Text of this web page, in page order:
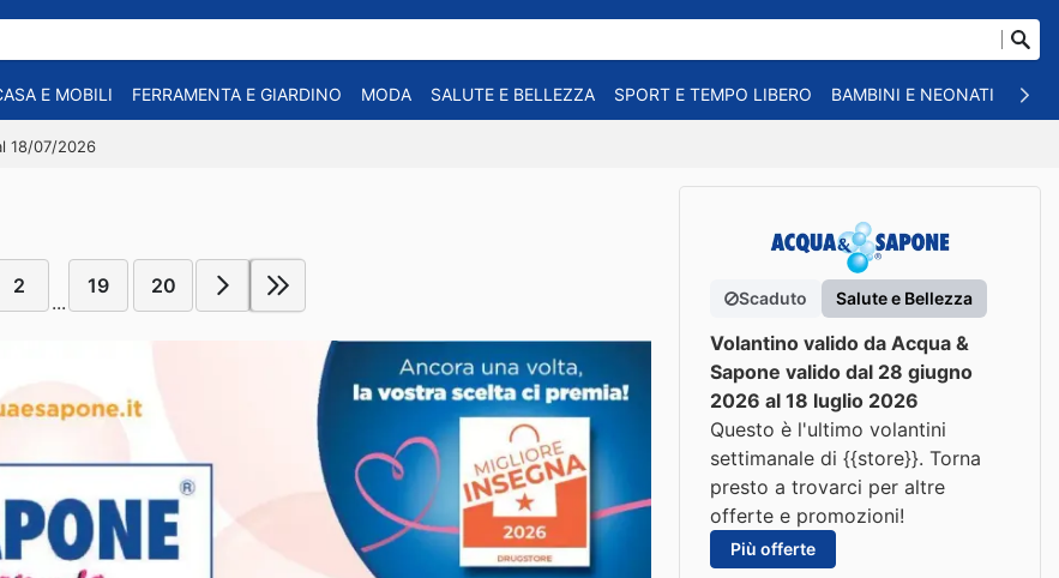
E MOBILI FERRAMENTA E GIARDINO MODA SALUTE E BELLEZZA SPORT E TEMPO LIBERO BAMBINI E NEONATI
18/07/2026
2
...
19 20
Scaduto Salute e Bellezza
Volantino valido da Acqua &
Sapone valido dal 28 giugno
2026 al 18 luglio 2026
Questo è l'ultimo volantini
settimanale di {{store}}. Torna
presto a trovarci per altre
offerte e promozioni!
Più offerte